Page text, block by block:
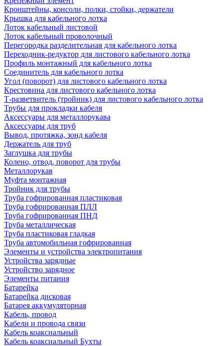
Кронштейны, консоли, полки, стойки, держатели
Крышка для кабельного лотка
Лоток кабельный листовой
Лоток кабельный проволочный
Перегородка разделительная для кабельного лотка
Переходник-редуктор для листового кабельного лотка
Профиль монтажный для кабельного лотка
Соединитель для кабельного лотка
Угол (поворот) для листового кабельного лотка
Крестовина для листового кабельного лотка
Т-разветвитель (тройник) для листового кабельного лотка
Трубы для прокладки кабеля
Аксессуары для металлорукава
Аксессуары для труб
Вывод, протяжка, зонд кабеля
Держатель для труб
Заглушка для трубы
Колено, отвод, поворот для трубы
Металлорукав
Муфта монтажная
Тройник для трубы
Труба гофрированная пластиковая
Труба гофрированная ПЛЛ
Труба гофрированная ПНД
Труба металлическая
Труба пластиковая гладкая
Труба автомобильная гофрированная
Элементы и устройства электропитания
Устройства зарядные
Устройство зарядное
Элементы питания
Батарейка
Батарейка дисковая
Батарея аккумуляторная
Кабель, провод
Кабели и провода связи
Кабель коаксиальный
Кабель коаксиальный Бухты